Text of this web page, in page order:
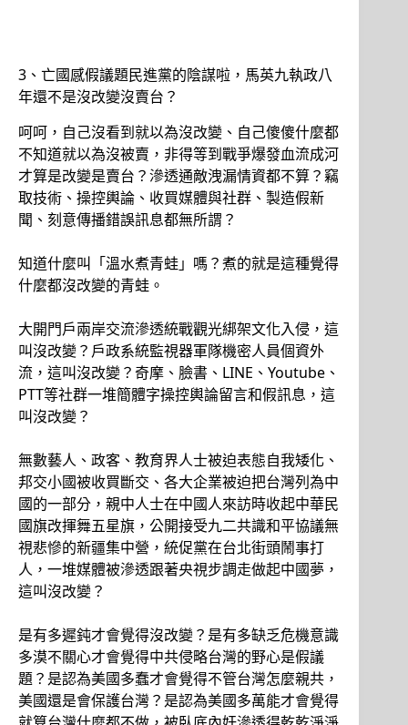
3、亡國感假議題民進黨的陰謀啦，馬英九執政八
年還不是沒改變沒賣台？
呵呵，自己沒看到就以為沒改變、自己傻傻什麼都
不知道就以為沒被賣，非得等到戰爭爆發血流成河
才算是改變是賣台？滲透通敵洩漏情資都不算？竊
取技術、操控輿論、收買媒體與社群、製造假新
聞、刻意傳播錯誤訊息都無所謂？
知道什麼叫「溫水煮青蛙」嗎？煮的就是這種覺得
什麼都沒改變的青蛙。
大開門戶兩岸交流滲透統戰觀光綁架文化入侵，這
叫沒改變？戶政系統監視器軍隊機密人員個資外
流，這叫沒改變？奇摩、臉書、LINE、Youtube、
PTT等社群一堆簡體字操控輿論留言和假訊息，這
叫沒改變？
無數藝人、政客、教育界人士被迫表態自我矮化、
邦交小國被收買斷交、各大企業被迫把台灣列為中
國的一部分，親中人士在中國人來訪時收起中華民
國旗改揮舞五星旗，公開接受九二共識和平協議無
視悲慘的新疆集中營，統促黨在台北街頭鬧事打
人，一堆媒體被滲透跟著央視步調走做起中國夢，
這叫沒改變？
是有多遲鈍才會覺得沒改變？是有多缺乏危機意識
多漠不關心才會覺得中共侵略台灣的野心是假議
題？是認為美國多蠢才會覺得不管台灣怎麼親共，
美國還是會保護台灣？是認為美國多萬能才會覺得